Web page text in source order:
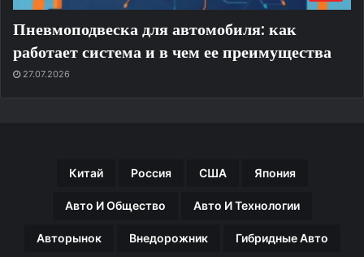
Пневмоподвеска для автомобиля: как
работает система и в чем ее преимущества
27.07.2026
Китай Россия США Япония
Авто И Общество Авто И Технологии
Авторынок Внедорожник Гибридные Авто